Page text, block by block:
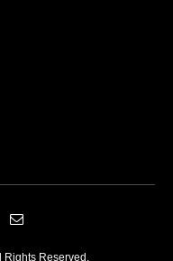
Rights Reserved.